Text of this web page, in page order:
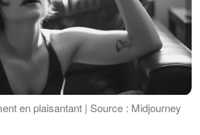
en plaisantant | Source : Midjourney